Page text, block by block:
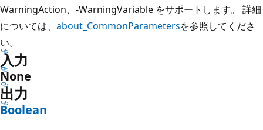
WarningAction、-WarningVariable をサポートします。 詳細
については、 about_CommonParametersを参照してくださ
い。
入力
None
出力
Boolean